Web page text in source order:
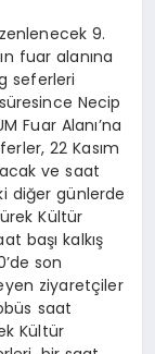
9.
fuar alanına
seferleri
Necip
Fuar Alanı’na
22 Kasım
ve saat
diğer günlerde
Kültür
başı kalkış
son
ziyaretçiler
saat
Kültür